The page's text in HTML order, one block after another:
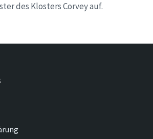
des Klosters Corvey auf.